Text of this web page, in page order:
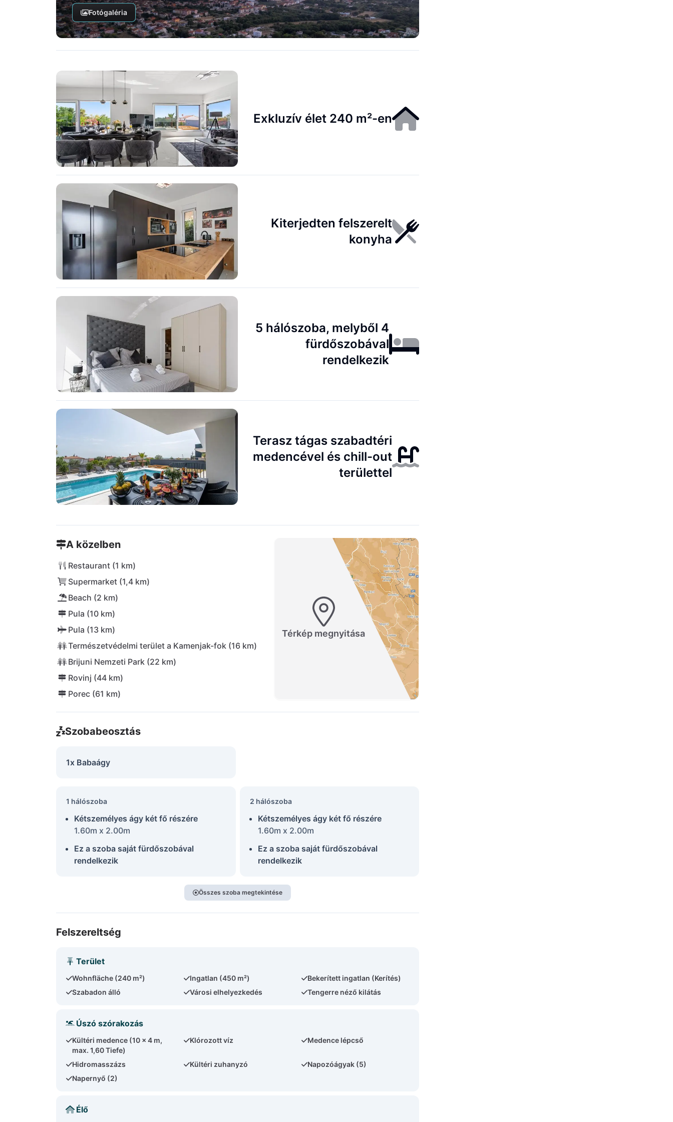
Fotógaléria
Exkluzív élet 240 m²-en
Kiterjedten felszerelt
konyha
5 hálószoba, melyből 4
fürdőszobával
rendelkezik
Terasz tágas szabadtéri
medencével és chill-out
területtel
A közelben
Restaurant (1 km)
Supermarket (1,4 km)
Beach (2 km)
Pula (10 km)
Pula (13 km)
Természetvédelmi terület a Kamenjak-fok (16 km)
Brijuni Nemzeti Park (22 km)
Rovinj (44 km)
Porec (61 km)
Térkép megnyitása
Szobabeosztás
1x Babaágy
1 hálószoba
Kétszemélyes ágy két fő részére
1.60m x 2.00m
Ez a szoba saját fürdőszobával
rendelkezik
2 hálószoba
Kétszemélyes ágy két fő részére
1.60m x 2.00m
Ez a szoba saját fürdőszobával
rendelkezik
Összes szoba megtekintése
Felszereltség
Terület
Wohnfläche (240 m²) Ingatlan (450 m²)
Bekerített ingatlan (Kerítés)
Szabadon álló
Városi elhelyezkedés Tengerre néző kilátás
Úszó szórakozás
Kültéri medence (10 x 4 m,
max. 1,60 Tiefe)
Klórozott víz Medence lépcső
Hidromasszázs Kültéri zuhanyzó
Napozóágyak (5)
Napernyő (2)
Élő